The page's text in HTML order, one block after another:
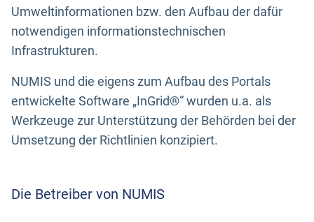
Umweltinformationen bzw. den Aufbau der dafür
notwendigen informationstechnischen
Infrastrukturen.
NUMIS und die eigens zum Aufbau des Portals
entwickelte Software „InGrid®“ wurden u.a. als
Werkzeuge zur Unterstützung der Behörden bei der
Umsetzung der Richtlinien konzipiert.
Die Betreiber von NUMIS